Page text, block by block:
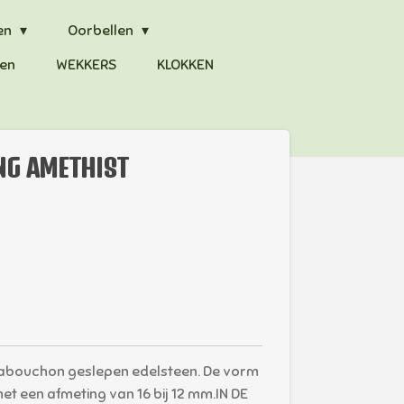
Oorbellen
WEKKERS KLOKKEN
AMETHIST
geslepen edelsteen. De vorm
een afmeting van 16 bij 12 mm.IN DE